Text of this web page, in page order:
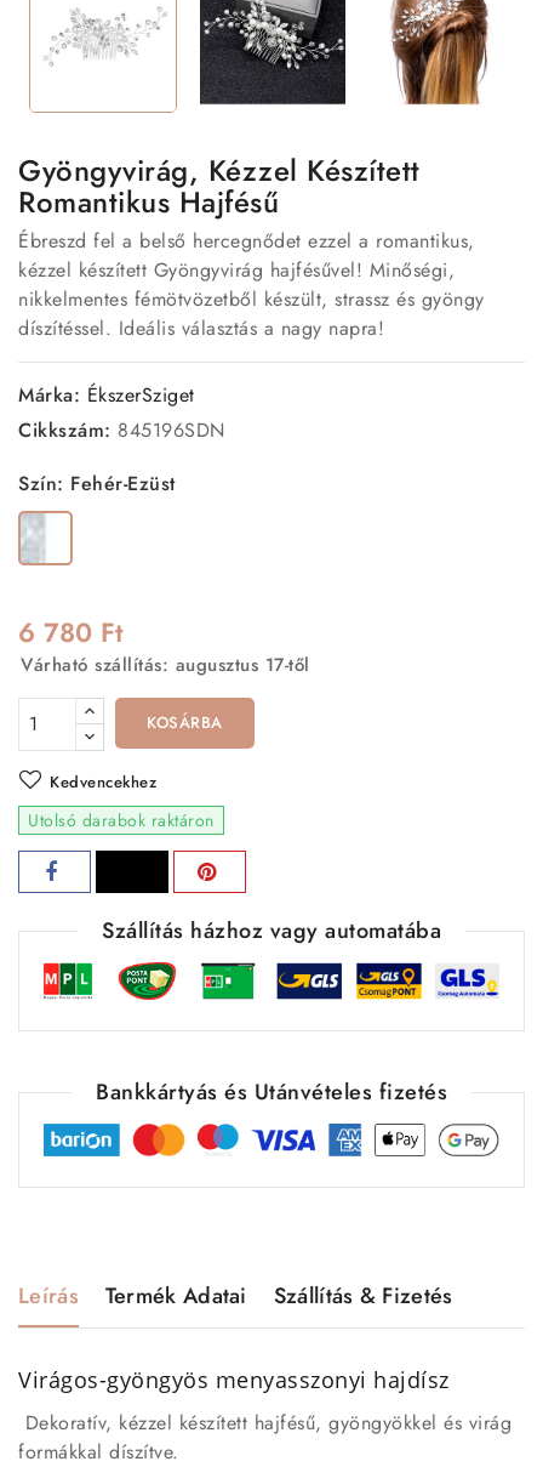
Gyöngyvirág, Kézzel Készített
Romantikus Hajfésű
Ébreszd fel a belső hercegnődet ezzel a romantikus,
kézzel készített Gyöngyvirág hajfésűvel! Minőségi,
nikkelmentes fémötvözetből készült, strassz és gyöngy
díszítéssel. Ideális választás a nagy napra!
Márka: ÉkszerSziget
Cikkszám: 845196SDN
Szín: Fehér-Ezüst
Fehér-
Ezüst
6 780 Ft
Várható szállítás: augusztus 17-től
KOSÁRBA
Kedvencekhez
Utolsó darabok raktáron
Szállítás házhoz vagy automatába
Bankkártyás és Utánvételes fizetés
Leírás Termék Adatai Szállítás & Fizetés
Virágos-gyöngyös menyasszonyi hajdísz
Dekoratív, kézzel készített hajfésű, gyöngyökkel és virág
formákkal díszítve.